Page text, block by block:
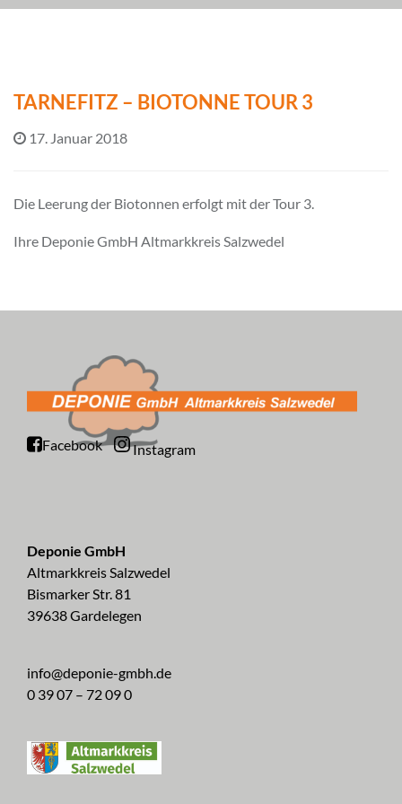
TARNEFITZ – BIOTONNE TOUR 3
17. Januar 2018
Die Leerung der Biotonnen erfolgt mit der Tour 3.
Ihre Deponie GmbH Altmarkkreis Salzwedel
Facebook Instagram
Deponie GmbH
Altmarkkreis Salzwedel
Bismarker Str. 81
39638 Gardelegen
info@deponie-gmbh.de
0 39 07 – 72 09 0